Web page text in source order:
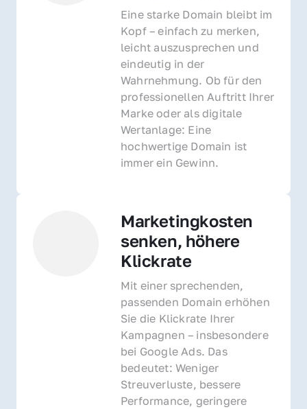
Eine starke Domain bleibt im
Kopf – einfach zu merken,
leicht auszusprechen und
eindeutig in der
Wahrnehmung. Ob für den
professionellen Auftritt Ihrer
Marke oder als digitale
Wertanlage: Eine
hochwertige Domain ist
immer ein Gewinn.
Marketingkosten
senken, höhere
Klickrate
Mit einer sprechenden,
passenden Domain erhöhen
Sie die Klickrate Ihrer
Kampagnen – insbesondere
bei Google Ads. Das
bedeutet: Weniger
Streuverluste, bessere
Performance, geringere